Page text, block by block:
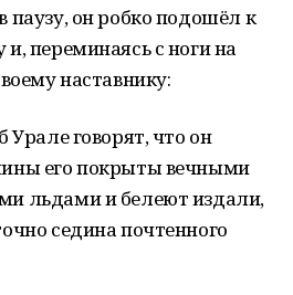
паузу, он робко подошёл к
переминаясь с ноги на
наставнику:
Урале говорят, что он
его покрыты вечными
льдами и белеют издали,
седина почтенного